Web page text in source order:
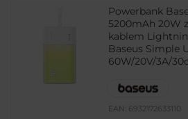
Powerbank
5200mAh 20W
kablem
Baseus Simple
60W/20V/3A/
EAN: 6932172633110